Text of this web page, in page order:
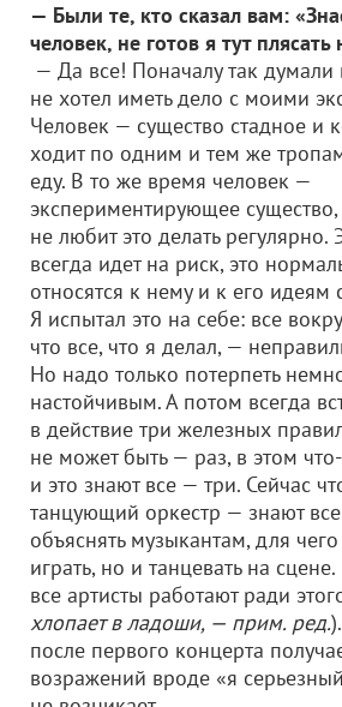
— Были те, кто сказал вам:
человек, не готов я тут плясать
— Да все! Поначалу так думали
не хотел иметь дело с моими
Человек — существо стадное и
ходит по одним и тем же
еду. В то же время человек —
экспериментирующее
не любит это делать регулярно.
всегда идет на риск, это
относятся к нему и к его идеям
Я испытал это на себе: все
что все, что я делал, —
Но надо только потерпеть
настойчивым. А потом всегда
в действие три железных
не может быть — раз, в этом
и это знают все — три. Сейчас
танцующий оркестр — знают
объяснять музыкантам, для
играть, но и танцевать на
все артисты работают ради
хлопает в ладоши, — прим. ред.
после первого концерта
возражений вроде «я